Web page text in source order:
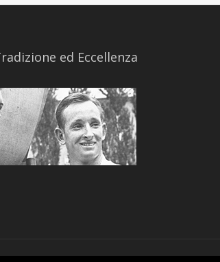
ed Eccellenza